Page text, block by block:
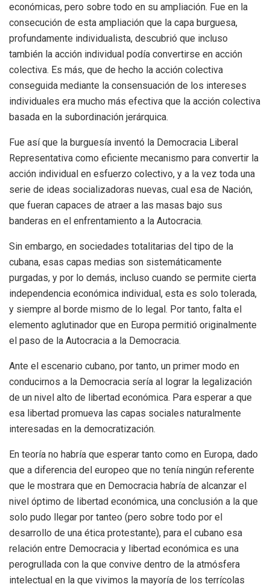
económicas, pero sobre todo en su ampliación. Fue en la
consecución de esta ampliación que la capa burguesa,
profundamente individualista, descubrió que incluso
también la acción individual podía convertirse en acción
colectiva. Es más, que de hecho la acción colectiva
conseguida mediante la consensuación de los intereses
individuales era mucho más efectiva que la acción colectiva
basada en la subordinación jerárquica.
Fue así que la burguesía inventó la Democracia Liberal
Representativa como eficiente mecanismo para convertir la
acción individual en esfuerzo colectivo, y a la vez toda una
serie de ideas socializadoras nuevas, cual esa de Nación,
que fueran capaces de atraer a las masas bajo sus
banderas en el enfrentamiento a la Autocracia.
Sin embargo, en sociedades totalitarias del tipo de la
cubana, esas capas medias son sistemáticamente
purgadas, y por lo demás, incluso cuando se permite cierta
independencia económica individual, esta es solo tolerada,
y siempre al borde mismo de lo legal. Por tanto, falta el
elemento aglutinador que en Europa permitió originalmente
el paso de la Autocracia a la Democracia.
Ante el escenario cubano, por tanto, un primer modo en
conducirnos a la Democracia sería al lograr la legalización
de un nivel alto de libertad económica. Para esperar a que
esa libertad promueva las capas sociales naturalmente
interesadas en la democratización.
En teoría no habría que esperar tanto como en Europa, dado
que a diferencia del europeo que no tenía ningún referente
que le mostrara que en Democracia habría de alcanzar el
nivel óptimo de libertad económica, una conclusión a la que
solo pudo llegar por tanteo (pero sobre todo por el
desarrollo de una ética protestante), para el cubano esa
relación entre Democracia y libertad económica es una
perogrullada con la que convive dentro de la atmósfera
intelectual en la que vivimos la mayoría de los terrícolas